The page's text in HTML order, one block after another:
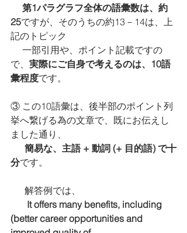
第1パラグラフ全体の語彙数は、約
25ですが、そのうちの約13－14は、上
記のトピック
一部引用や、ポイント記載ですの
で、 実際にご自身で考えるのは、10語
彙程度です。
③ この10語彙は、後半部のポイント列
挙へ繋げる為の文章で、既にお伝えし
ました通り、
簡易な、主語 + 動詞 (+ 目的語) で十
分です。
      解答例では、
It offers many benefits, including
(better career opportunities and